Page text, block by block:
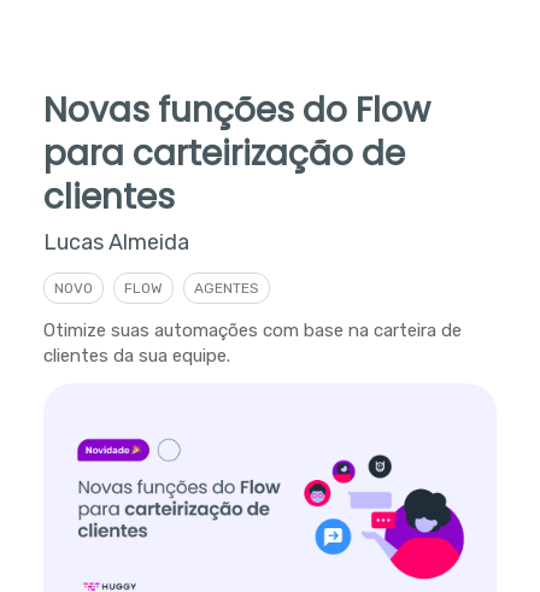
Novas funções do Flow
para carteirização de
clientes
Lucas Almeida
NOVO FLOW AGENTES
Otimize suas automações com base na carteira de
clientes da sua equipe.